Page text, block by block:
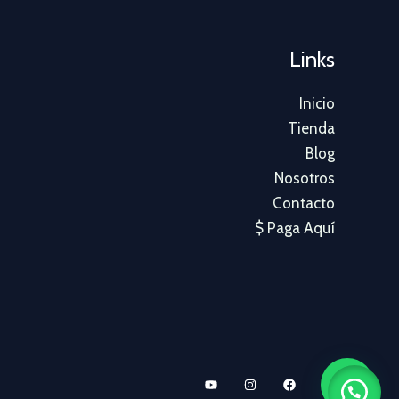
Links
Inicio
Tienda
Blog
Nosotros
Contacto
$ Paga Aquí